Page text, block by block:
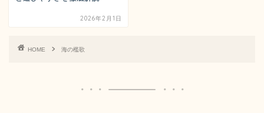
2026年2月1日
HOME 海の檻歌